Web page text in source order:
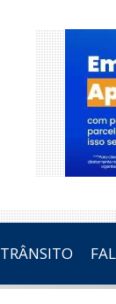
TRÂNSITO